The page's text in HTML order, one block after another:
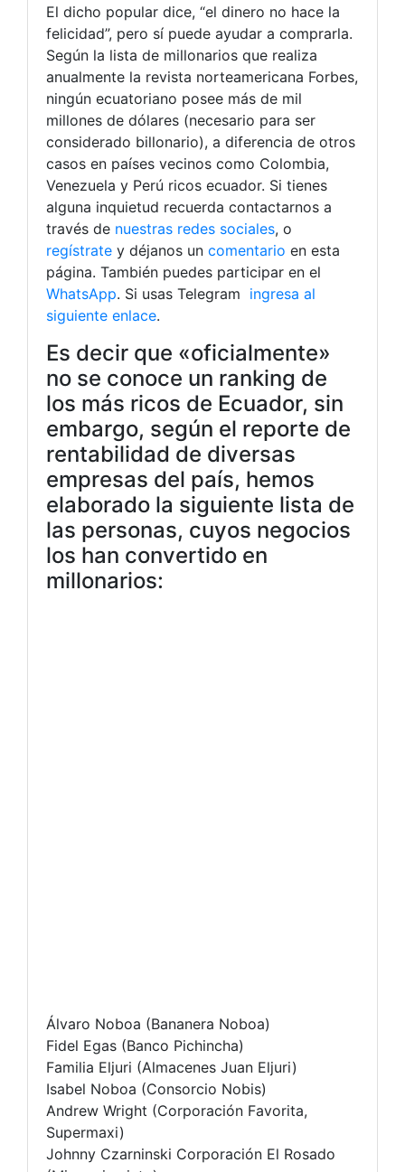
El dicho popular dice, “el dinero no hace la
felicidad”, pero sí puede ayudar a comprarla.
Según la lista de millonarios que realiza
anualmente la revista norteamericana Forbes,
ningún ecuatoriano posee más de mil
millones de dólares (necesario para ser
considerado billonario), a diferencia de otros
casos en países vecinos como Colombia,
Venezuela y Perú ricos ecuador. Si tienes
alguna inquietud recuerda contactarnos a
través de nuestras redes sociales, o
regístrate y déjanos un comentario en esta
página. También puedes participar en el
WhatsApp. Si usas Telegram ingresa al
siguiente enlace.
Es decir que «oficialmente»
no se conoce un ranking de
los más ricos de Ecuador, sin
embargo, según el reporte de
rentabilidad de diversas
empresas del país, hemos
elaborado la siguiente lista de
las personas, cuyos negocios
los han convertido en
millonarios:
Álvaro Noboa (Bananera Noboa)
Fidel Egas (Banco Pichincha)
Familia Eljuri (Almacenes Juan Eljuri)
Isabel Noboa (Consorcio Nobis)
Andrew Wright (Corporación Favorita,
Supermaxi)
Johnny Czarninski Corporación El Rosado